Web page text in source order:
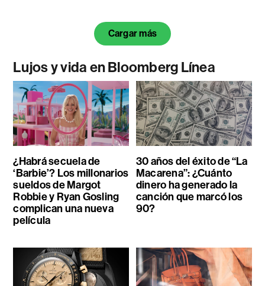
Cargar más
Lujos y vida en Bloomberg Línea
¿Habrá secuela de
‘Barbie’? Los millonarios
sueldos de Margot
Robbie y Ryan Gosling
complican una nueva
película
30 años del éxito de “La
Macarena”: ¿Cuánto
dinero ha generado la
canción que marcó los
90?